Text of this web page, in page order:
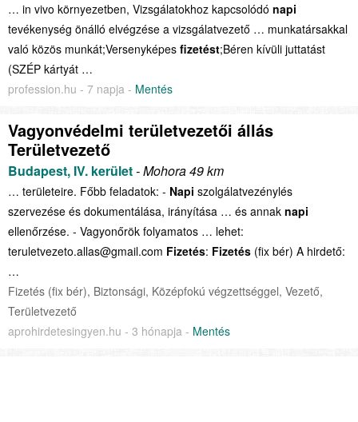
… in vivo környezetben, Vizsgálatokhoz kapcsolódó napi
tevékenység önálló elvégzése a vizsgálatvezető … munkatársakkal
való közös munkát;Versenyképes fizetést;Béren kívüli juttatást
(SZÉP kártyát …
profession.hu - 7 napja - Mentés
Vagyonvédelmi területvezetői állás
Területvezető
Budapest, IV. kerület- Mohora 49 km
… területeire. Főbb feladatok: - Napi szolgálatvezénylés
szervezése és dokumentálása, irányítása … és annak napi
ellenőrzése. - Vagyonőrök folyamatos … lehet:
teruletvezeto.allas@gmail.com Fizetés: Fizetés (fix bér) A hirdető:
…
Fizetés (fix bér), Biztonsági, Középfokú végzettséggel, Vezető,
Területvezető
aprohirdetesingyen.hu - 3 hónapja - Mentés